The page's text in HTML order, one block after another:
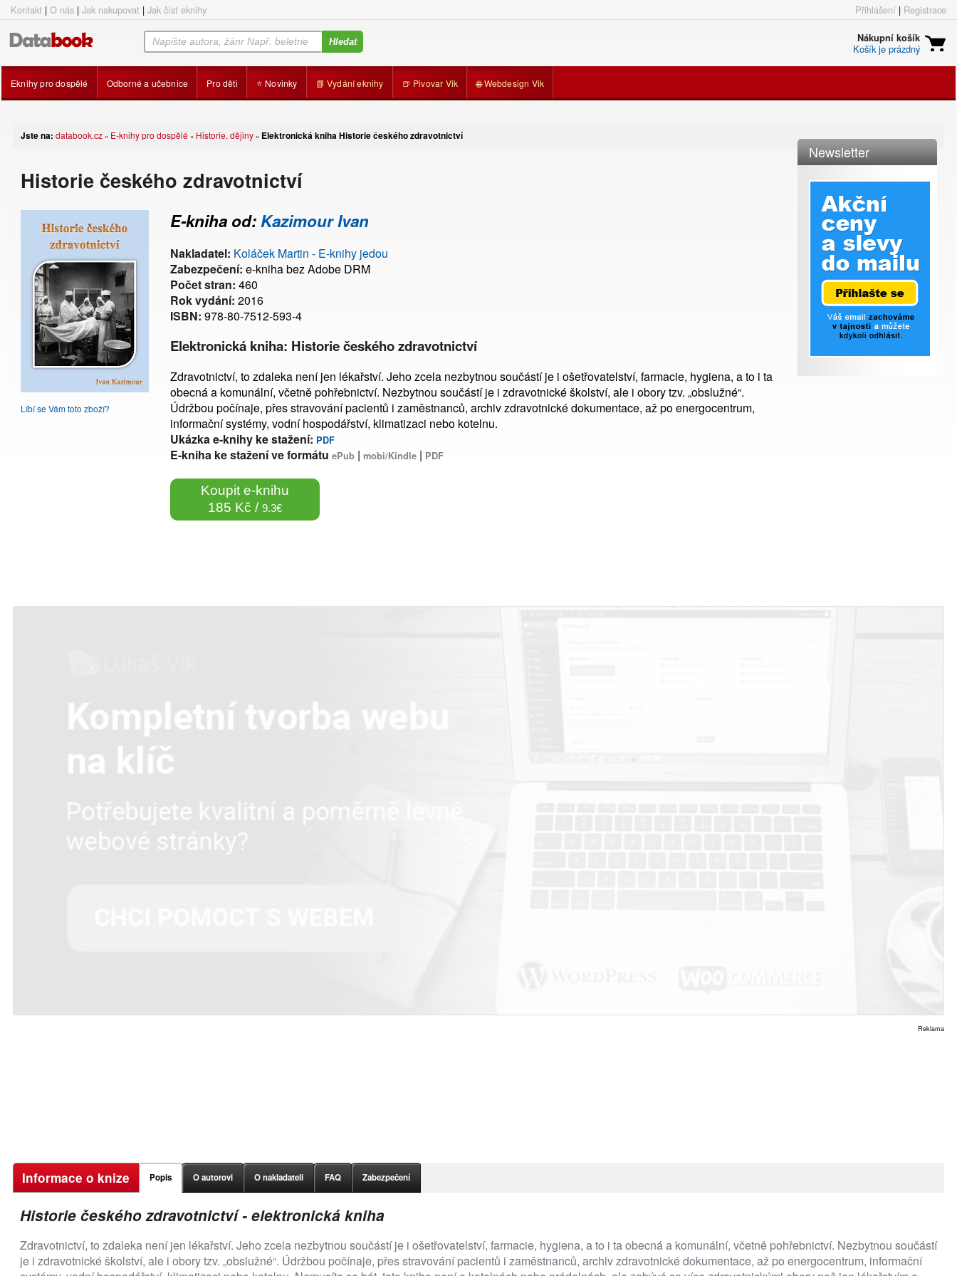
Kontakt | O nás | Jak nakupovat | Jak číst eknihy Přihlášení | Registrace
Nákupní košík
Košík je prázdný
Eknihy pro dospělé Odborné a učebnice Pro děti ⭐ Novinky 📗 Vydání eknihy 🍺 Pivovar Vik 🌐 Webdesign Vik
Jste na: databook.cz » E-knihy pro dospělé » Historie, dějiny » Elektronická kniha Historie českého zdravotnictví
Historie českého zdravotnictví
Newsletter
Líbí se Vám toto zboží?
E-kniha od:Kazimour Ivan
Nakladatel: Koláček Martin - E-knihy jedou
Zabezpečení: e-kniha bez Adobe DRM
Počet stran: 460
Rok vydání: 2016
ISBN: 978-80-7512-593-4
Elektronická kniha: Historie českého zdravotnictví
Zdravotnictví, to zdaleka není jen lékařství. Jeho zcela nezbytnou součástí je i ošetřovatelství, farmacie, hygiena, a to i ta
obecná a komunální, včetně pohřebnictví. Nezbytnou součástí je i zdravotnické školství, ale i obory tzv. „obslužné“.
Údržbou počínaje, přes stravování pacientů i zaměstnanců, archiv zdravotnické dokumentace, až po energocentrum,
informační systémy, vodní hospodářství, klimatizaci nebo kotelnu.
Ukázka e-knihy ke stažení: PDF
E-kniha ke stažení ve formátu ePub | mobi/Kindle | PDF
Koupit e-knihu
185 Kč / 9.3€
Reklama
Informace o knize Popis O autorovi O nakladateli FAQ Zabezpečení
Historie českého zdravotnictví - elektronická kniha
Zdravotnictví, to zdaleka není jen lékařství. Jeho zcela nezbytnou součástí je i ošetřovatelství, farmacie, hygiena, a to i ta obecná a komunální, včetně pohřebnictví. Nezbytnou součástí
je i zdravotnické školství, ale i obory tzv. „obslužné“. Údržbou počínaje, přes stravování pacientů i zaměstnanců, archiv zdravotnické dokumentace, až po energocentrum, informační